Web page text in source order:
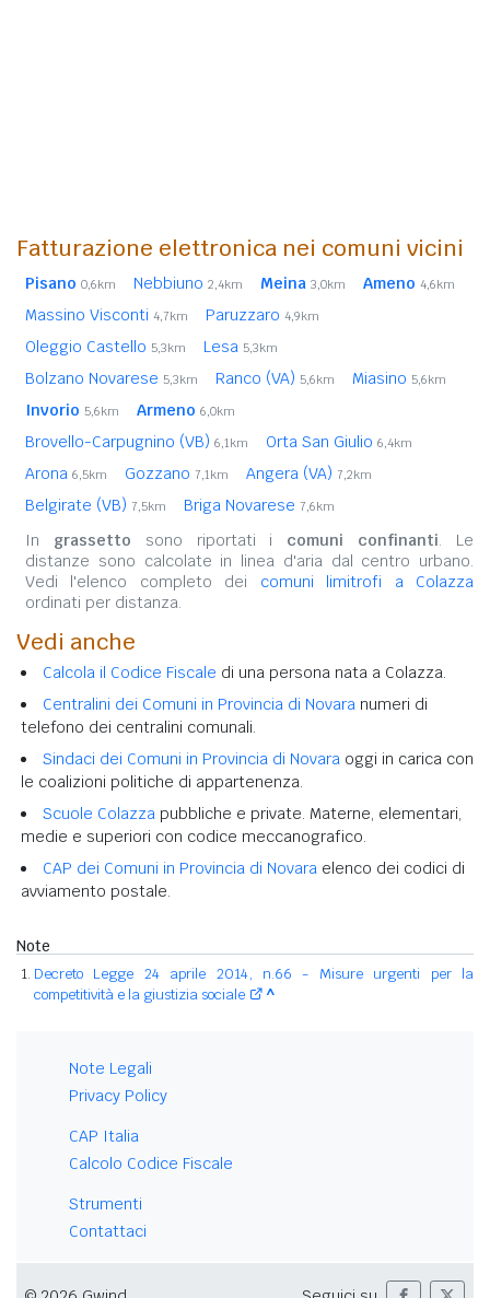
Fatturazione elettronica nei comuni vicini
Pisano 0,6km Nebbiuno 2,4km Meina 3,0km Ameno 4,6km
Massino Visconti 4,7km Paruzzaro 4,9km
Oleggio Castello 5,3km Lesa 5,3km
Bolzano Novarese 5,3km Ranco (VA) 5,6km Miasino 5,6km
Invorio 5,6km Armeno 6,0km
Brovello-Carpugnino (VB) 6,1km Orta San Giulio 6,4km
Arona 6,5km Gozzano 7,1km Angera (VA) 7,2km
Belgirate (VB) 7,5km Briga Novarese 7,6km
In grassetto sono riportati i comuni confinanti. Le
distanze sono calcolate in linea d'aria dal centro urbano.
Vedi l'elenco completo dei comuni limitrofi a Colazza
ordinati per distanza.
Vedi anche
Calcola il Codice Fiscale di una persona nata a Colazza.
Centralini dei Comuni in Provincia di Novara numeri di
telefono dei centralini comunali.
Sindaci dei Comuni in Provincia di Novara oggi in carica con
le coalizioni politiche di appartenenza.
Scuole Colazza pubbliche e private. Materne, elementari,
medie e superiori con codice meccanografico.
CAP dei Comuni in Provincia di Novara elenco dei codici di
avviamento postale.
Note
Decreto Legge 24 aprile 2014, n.66 - Misure urgenti per la
competitività e la giustizia sociale
^
Note Legali
Privacy Policy
CAP Italia
Calcolo Codice Fiscale
Strumenti
Contattaci